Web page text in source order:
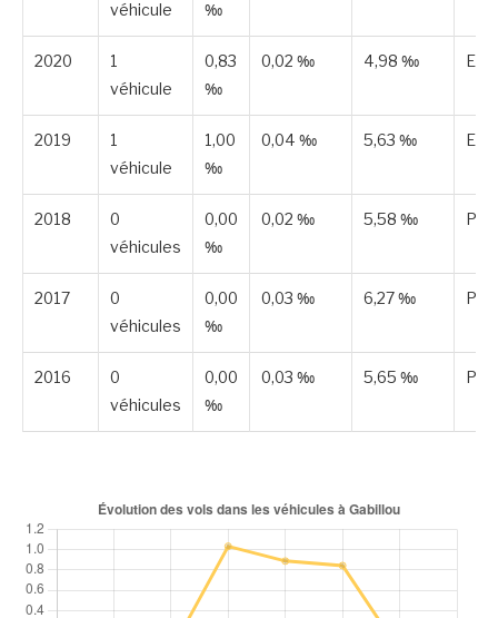
véhicule
‰
2020
1
véhicule
0,83
‰
0,02 ‰ 4,98 ‰
2019
1
véhicule
1,00
‰
0,04 ‰ 5,63 ‰
2018
0
véhicules
0,00
‰
0,02 ‰ 5,58 ‰
2017
0
véhicules
0,00
‰
0,03 ‰ 6,27 ‰
2016
0
véhicules
0,00
‰
0,03 ‰ 5,65 ‰